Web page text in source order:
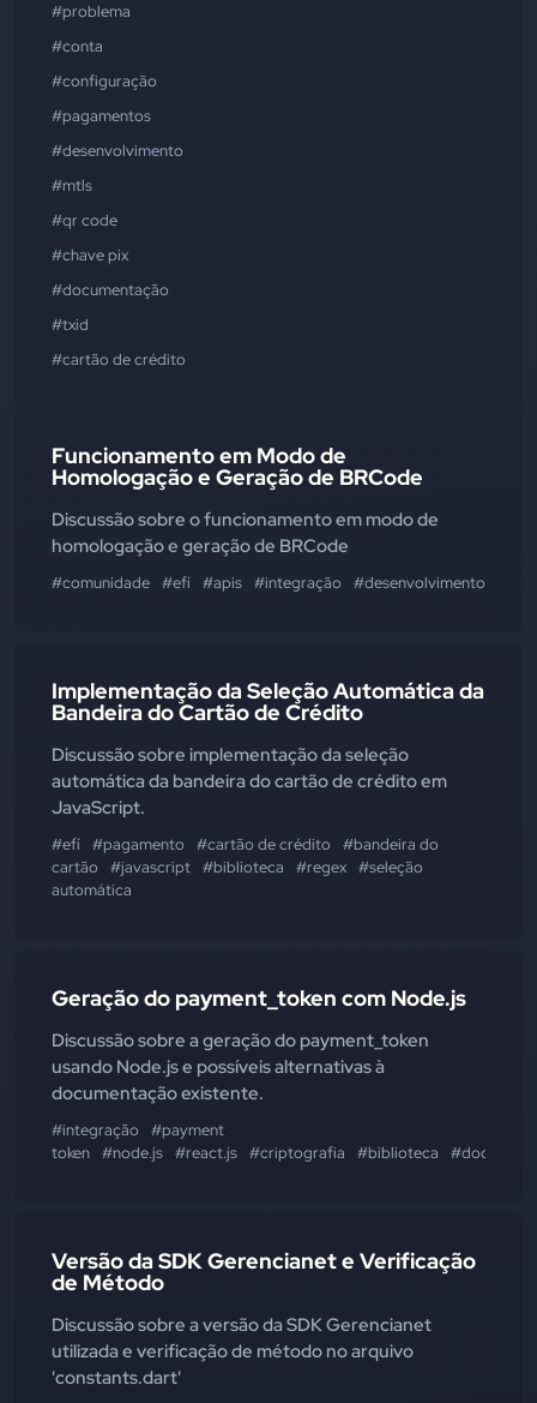
#problema
#conta
#configuração
#pagamentos
#desenvolvimento
#mtls
#qr code
#chave pix
#documentação
#txid
#cartão de crédito
Funcionamento em Modo de
Homologação e Geração de BRCode
Discussão sobre o funcionamento em modo de
homologação e geração de BRCode
#comunidade #efí #apis #integração #desenvolvimento
Implementação da Seleção Automática da
Bandeira do Cartão de Crédito
Discussão sobre implementação da seleção
automática da bandeira do cartão de crédito em
JavaScript.
#efí #pagamento #cartão de crédito
#bandeira do
cartão
#javascript #biblioteca #regex #seleção
automática
Geração do payment_token com Node.js
Discussão sobre a geração do payment_token
usando Node.js e possíveis alternativas à
documentação existente.
#integração
#payment
token #node.js #react.js #criptografia #biblioteca
Versão da SDK Gerencianet e Verificação
de Método
Discussão sobre a versão da SDK Gerencianet
utilizada e verificação de método no arquivo
'constants.dart'